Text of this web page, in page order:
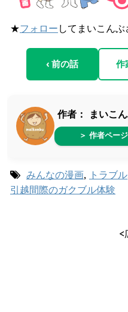
★フォロー してまいこん
‹ 前の話 作
作者： まいこ
＞ 作者ページ
みんなの漫画, トラブル
引越間際のガクブル体験
<